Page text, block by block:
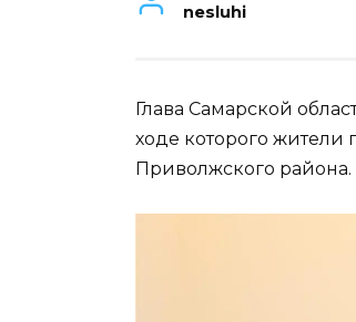
nesluhi
Глава Самарской
ходе которого
Приволжского района.